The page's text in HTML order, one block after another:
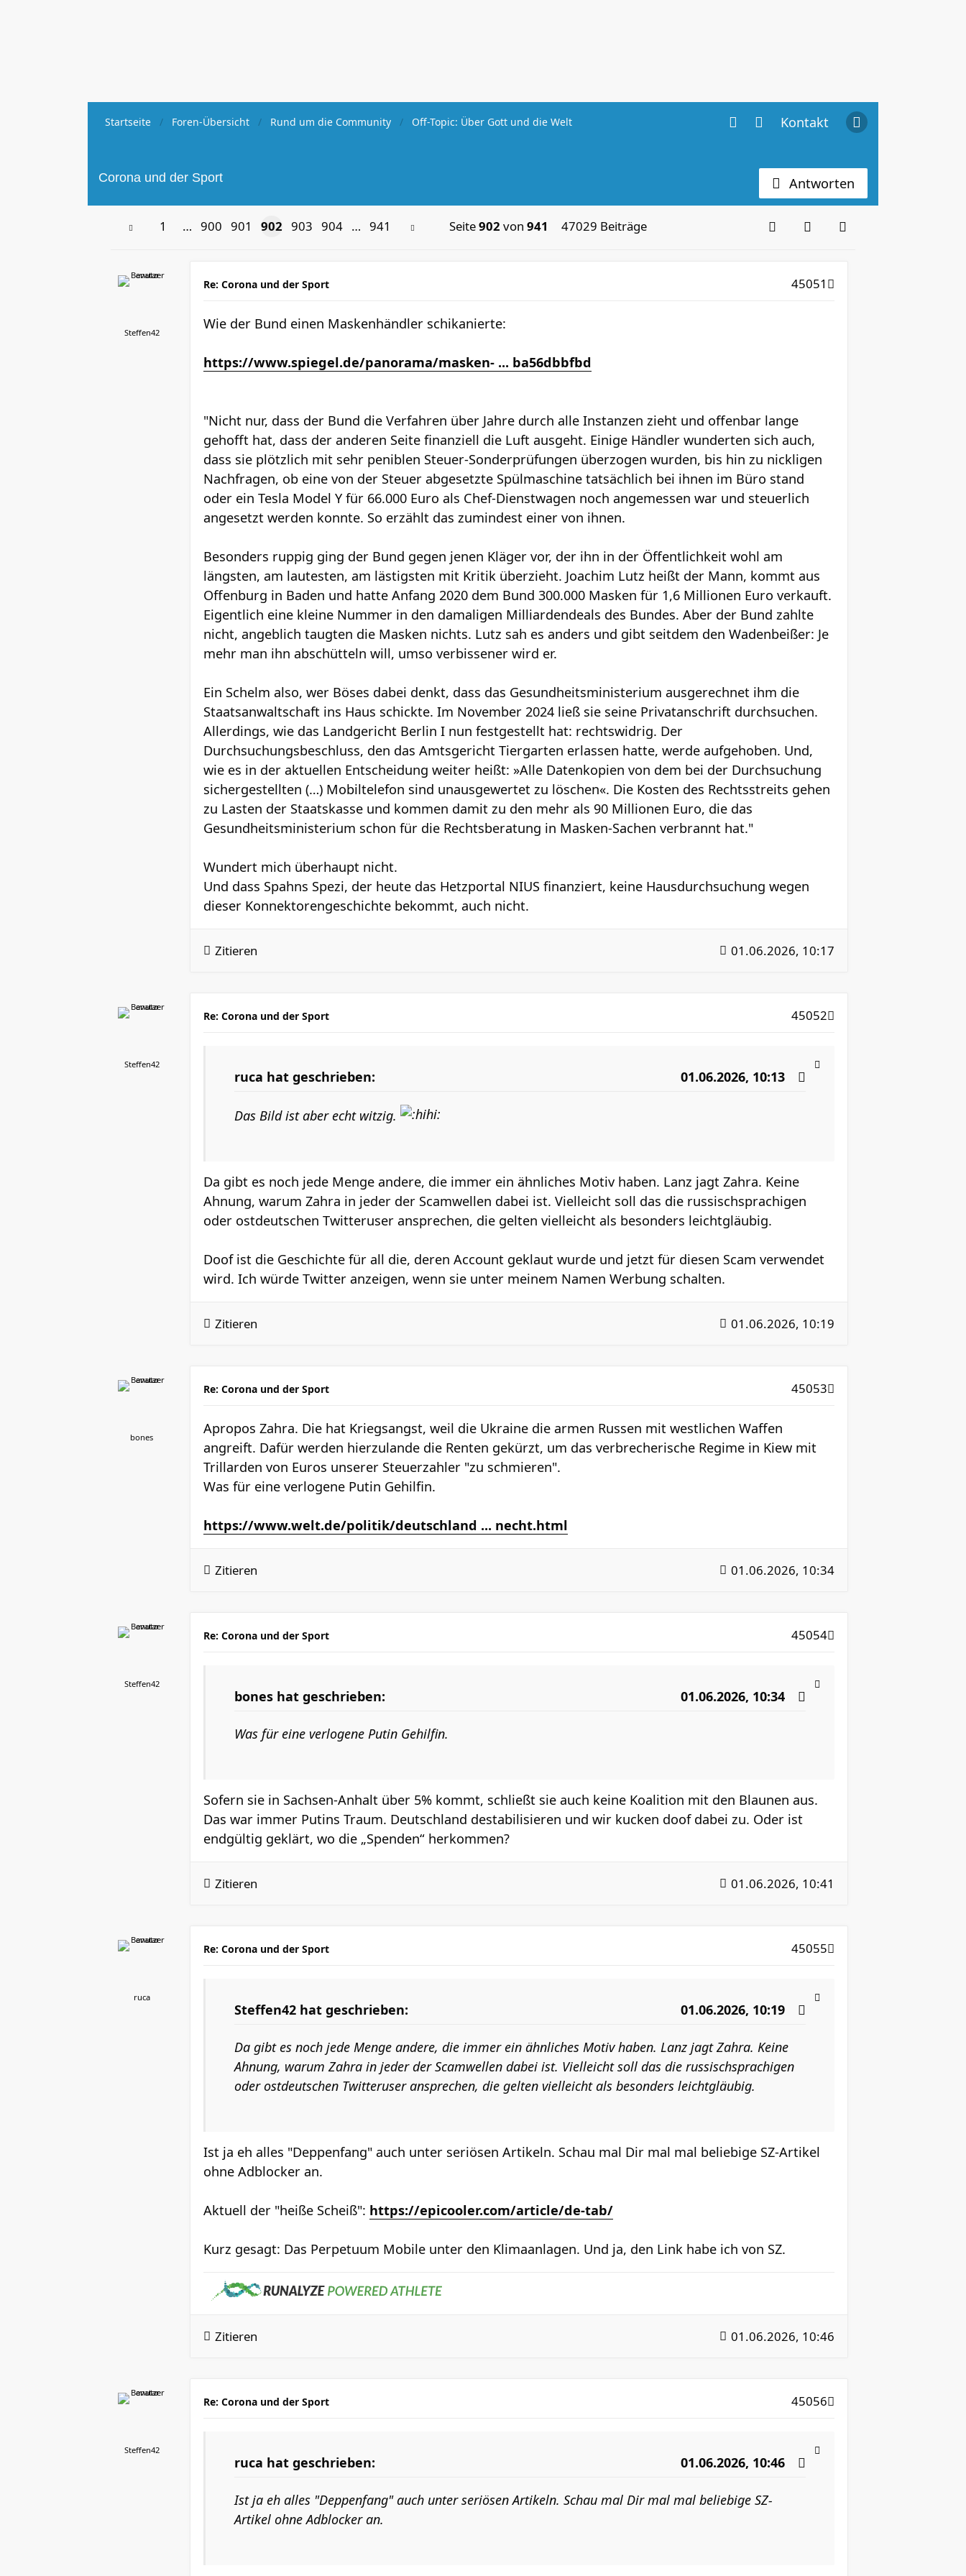
Kontakt
Startseite Foren-Übersicht Rund um die Community Off-Topic: Über Gott und die Welt
Corona und der Sport Antworten
1 … 900 901 902 903 904 … 941 Seite902 von 941 47029 Beiträge
Steffen42
Re: Corona und der Sport 45051
Wie der Bund einen Maskenhändler schikanierte:
https://www.spiegel.de/panorama/masken- ... ba56dbbfbd
"Nicht nur, dass der Bund die Verfahren über Jahre durch alle Instanzen zieht und offenbar lange
gehofft hat, dass der anderen Seite finanziell die Luft ausgeht. Einige Händler wunderten sich auch,
dass sie plötzlich mit sehr peniblen Steuer-Sonderprüfungen überzogen wurden, bis hin zu nickligen
Nachfragen, ob eine von der Steuer abgesetzte Spülmaschine tatsächlich bei ihnen im Büro stand
oder ein Tesla Model Y für 66.000 Euro als Chef-Dienstwagen noch angemessen war und steuerlich
angesetzt werden konnte. So erzählt das zumindest einer von ihnen.
Besonders ruppig ging der Bund gegen jenen Kläger vor, der ihn in der Öffentlichkeit wohl am
längsten, am lautesten, am lästigsten mit Kritik überzieht. Joachim Lutz heißt der Mann, kommt aus
Offenburg in Baden und hatte Anfang 2020 dem Bund 300.000 Masken für 1,6 Millionen Euro verkauft.
Eigentlich eine kleine Nummer in den damaligen Milliardendeals des Bundes. Aber der Bund zahlte
nicht, angeblich taugten die Masken nichts. Lutz sah es anders und gibt seitdem den Wadenbeißer: Je
mehr man ihn abschütteln will, umso verbissener wird er.
Ein Schelm also, wer Böses dabei denkt, dass das Gesundheitsministerium ausgerechnet ihm die
Staatsanwaltschaft ins Haus schickte. Im November 2024 ließ sie seine Privatanschrift durchsuchen.
Allerdings, wie das Landgericht Berlin I nun festgestellt hat: rechtswidrig. Der
Durchsuchungsbeschluss, den das Amtsgericht Tiergarten erlassen hatte, werde aufgehoben. Und,
wie es in der aktuellen Entscheidung weiter heißt: »Alle Datenkopien von dem bei der Durchsuchung
sichergestellten (…) Mobiltelefon sind unausgewertet zu löschen«. Die Kosten des Rechtsstreits gehen
zu Lasten der Staatskasse und kommen damit zu den mehr als 90 Millionen Euro, die das
Gesundheitsministerium schon für die Rechtsberatung in Masken-Sachen verbrannt hat."
Wundert mich überhaupt nicht.
Und dass Spahns Spezi, der heute das Hetzportal NIUS finanziert, keine Hausdurchsuchung wegen
dieser Konnektorengeschichte bekommt, auch nicht.
Zitieren 01.06.2026, 10:17
Steffen42
Re: Corona und der Sport 45052
ruca hat geschrieben: 01.06.2026, 10:13
Das Bild ist aber echt witzig.
Da gibt es noch jede Menge andere, die immer ein ähnliches Motiv haben. Lanz jagt Zahra. Keine
Ahnung, warum Zahra in jeder der Scamwellen dabei ist. Vielleicht soll das die russischsprachigen
oder ostdeutschen Twitteruser ansprechen, die gelten vielleicht als besonders leichtgläubig.
Doof ist die Geschichte für all die, deren Account geklaut wurde und jetzt für diesen Scam verwendet
wird. Ich würde Twitter anzeigen, wenn sie unter meinem Namen Werbung schalten.
Zitieren 01.06.2026, 10:19
bones
Re: Corona und der Sport 45053
Apropos Zahra. Die hat Kriegsangst, weil die Ukraine die armen Russen mit westlichen Waffen
angreift. Dafür werden hierzulande die Renten gekürzt, um das verbrecherische Regime in Kiew mit
Trillarden von Euros unserer Steuerzahler "zu schmieren".
Was für eine verlogene Putin Gehilfin.
https://www.welt.de/politik/deutschland ... necht.html
Zitieren 01.06.2026, 10:34
Steffen42
Re: Corona und der Sport 45054
bones hat geschrieben: 01.06.2026, 10:34
Was für eine verlogene Putin Gehilfin.
Sofern sie in Sachsen-Anhalt über 5% kommt, schließt sie auch keine Koalition mit den Blaunen aus.
Das war immer Putins Traum. Deutschland destabilisieren und wir kucken doof dabei zu. Oder ist
endgültig geklärt, wo die „Spenden“ herkommen?
Zitieren 01.06.2026, 10:41
ruca
Re: Corona und der Sport 45055
Steffen42 hat geschrieben: 01.06.2026, 10:19
Da gibt es noch jede Menge andere, die immer ein ähnliches Motiv haben. Lanz jagt Zahra. Keine
Ahnung, warum Zahra in jeder der Scamwellen dabei ist. Vielleicht soll das die russischsprachigen
oder ostdeutschen Twitteruser ansprechen, die gelten vielleicht als besonders leichtgläubig.
Ist ja eh alles "Deppenfang" auch unter seriösen Artikeln. Schau mal Dir mal mal beliebige SZ-Artikel
ohne Adblocker an.
Aktuell der "heiße Scheiß": https://epicooler.com/article/de-tab/
Kurz gesagt: Das Perpetuum Mobile unter den Klimaanlagen. Und ja, den Link habe ich von SZ.
Zitieren 01.06.2026, 10:46
Steffen42
Re: Corona und der Sport 45056
ruca hat geschrieben: 01.06.2026, 10:46
Ist ja eh alles "Deppenfang" auch unter seriösen Artikeln. Schau mal Dir mal mal beliebige SZ-
Artikel ohne Adblocker an.